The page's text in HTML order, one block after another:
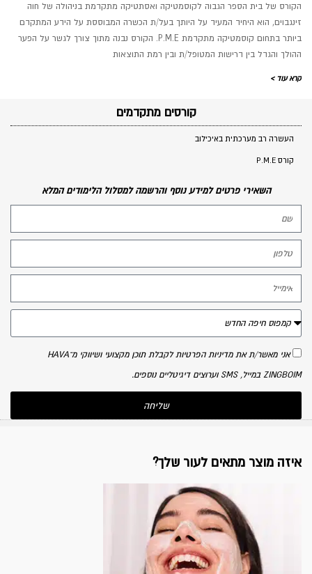
הקורס של בית הספר הגבוה לקוסמטיקה ואסתטיקה מתקדמת בניהולה של חוה
זינגבוים, הוא היחיד המעיד על היותך בעל/ת הכשרה המבוססת על הידע המתקדם
ביותר בתחום קוסמטיקה מתקדמת P.M.E. הקורס נבנה מתוך צורך לגשר על הפער
ההולך והגדל בין דרישות המטופל/ת ובין רמת התוצאות
קרא עוד >
קורסים מתקדמים
העשרה רב מערכתית באיכילוב
קורס P.M.E
השאירי פרטים למידע נוסף והרשמה למסלול הלימודים המלא
אני מאשר/ת את מדיניות הפרטיות לקבלת תוכן מקצועי ושיווקי מ־HAVA
ZINGBOIM במייל, SMS וערוצים דיגיטליים נוספים.
שליחה
איזה מוצר מתאים לעור שלך?